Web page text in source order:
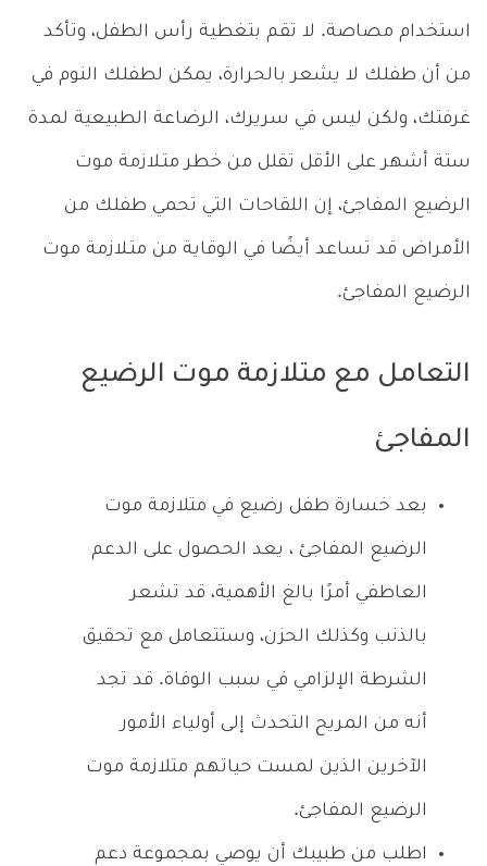
استخدام مصاصة. لا تقم بتغطية رأس الطفل، وتأكد
من أن طفلك لا يشعر بالحرارة، يمكن لطفلك النوم في
غرفتك، ولكن ليس في سريرك، الرضاعة الطبيعية لمدة
ستة أشهر على الأقل تقلل من خطر متـلازمة موت
الرضيع المفاجئ، إن اللقاحات التي تحمي طفلك من
الأمراض قد تساعد أيضًا في الوقاية من متـلازمة موت
الرضيع المفاجئ.
التعامل مع متلازمة موت الرضيع
المفاجئ
بعد خسارة طفل رضيع في متلازمة موت
الرضيع المفاجئ ، يعد الحصول على الدعم
العاطفي أمرًا بالغ الأهمية، قد تشعر
بالذنب وكذلك الحزن، وستتعامل مع تحقيق
الشرطة الإلزامي في سبب الوفاة. قد تجد
أنه من المريح التحدث إلى أولياء الأمور
الآخرين الذين لمست حياتهم متلازمة موت
الرضيع المفاجئ.
اطلب من طبيبك أن يوصي بمجموعة دعم